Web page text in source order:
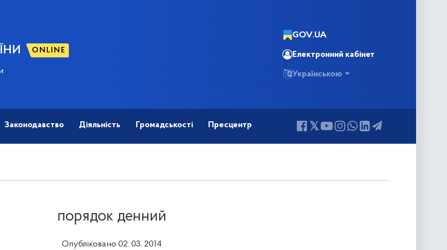
ONLINE
GOV.UA
Електронний кабінет
Українською
Законодавство Діяльність Громадськості Пресцентр
порядок денний
Опубліковано 02. 03. 2014